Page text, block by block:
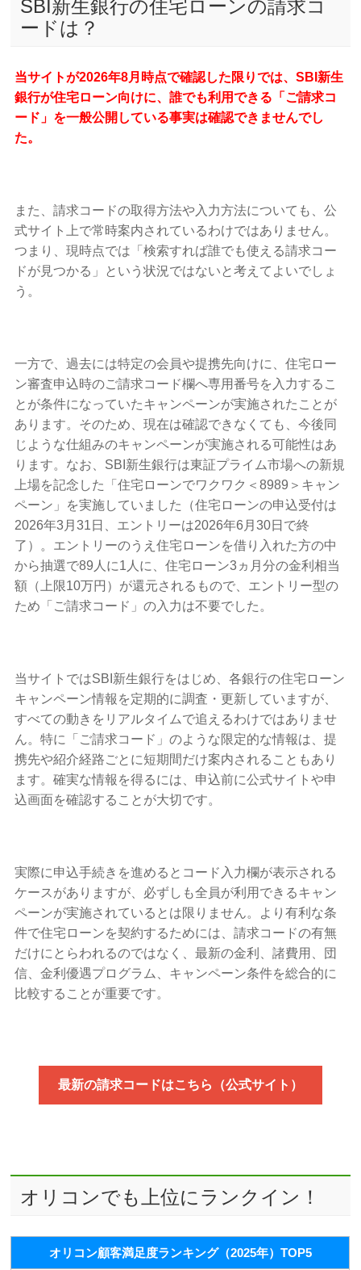
SBI新生銀行の住宅ローンの請求コ
ードは？
当サイトが2026年8月時点で確認した限りでは、SBI新生
銀行が住宅ローン向けに、誰でも利用できる「ご請求コ
ード」を一般公開している事実は確認できませんでし
た。
また、請求コードの取得方法や入力方法についても、公
式サイト上で常時案内されているわけではありません。
つまり、現時点では「検索すれば誰でも使える請求コー
ドが見つかる」という状況ではないと考えてよいでしょ
う。
一方で、過去には特定の会員や提携先向けに、住宅ロー
ン審査申込時のご請求コード欄へ専用番号を入力するこ
とが条件になっていたキャンペーンが実施されたことが
あります。そのため、現在は確認できなくても、今後同
じような仕組みのキャンペーンが実施される可能性はあ
ります。なお、SBI新生銀行は東証プライム市場への新規
上場を記念した「住宅ローンでワクワク＜8989＞キャン
ペーン」を実施していました（住宅ローンの申込受付は
2026年3月31日、エントリーは2026年6月30日で終
了）。エントリーのうえ住宅ローンを借り入れた方の中
から抽選で89人に1人に、住宅ローン3ヵ月分の金利相当
額（上限10万円）が還元されるもので、エントリー型の
ため「ご請求コード」の入力は不要でした。
当サイトではSBI新生銀行をはじめ、各銀行の住宅ローン
キャンペーン情報を定期的に調査・更新していますが、
すべての動きをリアルタイムで追えるわけではありませ
ん。特に「ご請求コード」のような限定的な情報は、提
携先や紹介経路ごとに短期間だけ案内されることもあり
ます。確実な情報を得るには、申込前に公式サイトや申
込画面を確認することが大切です。
実際に申込手続きを進めるとコード入力欄が表示される
ケースがありますが、必ずしも全員が利用できるキャン
ペーンが実施されているとは限りません。より有利な条
件で住宅ローンを契約するためには、請求コードの有無
だけにとらわれるのではなく、最新の金利、諸費用、団
信、金利優遇プログラム、キャンペーン条件を総合的に
比較することが重要です。
最新の請求コードはこちら（公式サイト）
オリコンでも上位にランクイン！
オリコン顧客満足度ランキング（2025年）TOP5